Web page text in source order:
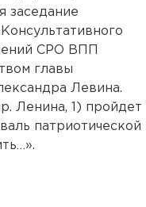
заседание
СРО ВПП
главы
Левина.
Ленина, 1) пройдет
патриотической